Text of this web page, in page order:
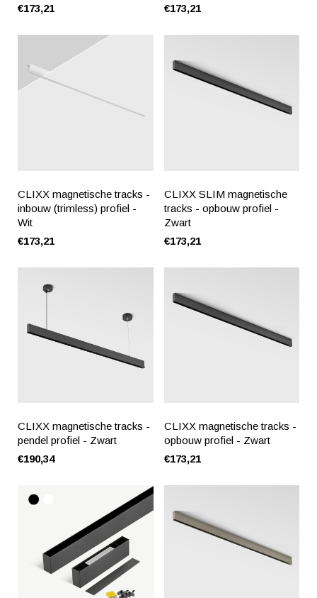
€173,21
€173,21
CLIXX magnetische tracks -
inbouw (trimless) profiel -
Wit
€173,21
CLIXX SLIM magnetische
tracks - opbouw profiel -
Zwart
€173,21
CLIXX magnetische tracks -
pendel profiel - Zwart
€190,34
CLIXX magnetische tracks -
opbouw profiel - Zwart
€173,21